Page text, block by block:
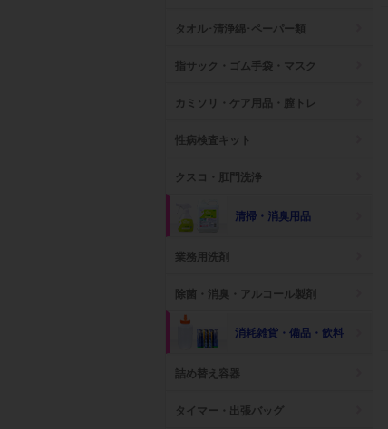
タオル･清浄綿･ペーパー類
指サック・ゴム手袋・マスク
カミソリ・ケア用品・膣トレ
性病検査キット
クスコ・肛門洗浄
清掃・消臭用品
業務用洗剤
除菌・消臭・アルコール製剤
消耗雑貨・備品・飲料
詰め替え容器
タイマー・出張バッグ